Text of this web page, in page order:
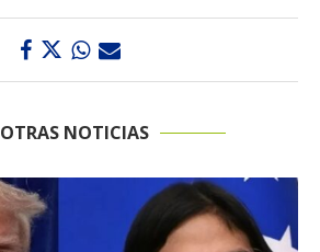
OTRAS NOTICIAS